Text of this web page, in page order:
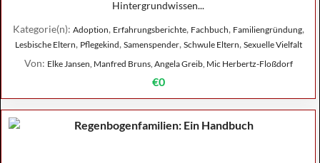
Hintergrundwissen...
Kategorie(n): Adoption, Erfahrungsberichte, Fachbuch, Familiengründung,
Lesbische Eltern, Pflegekind, Samenspender, Schwule Eltern, Sexuelle Vielfalt
Von: Elke Jansen, Manfred Bruns, Angela Greib, Mic Herbertz-Floßdorf
€0